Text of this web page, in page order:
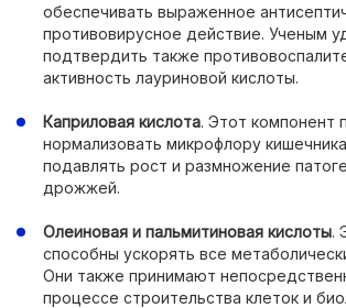
обеспечивать выраженное
противовирусное действие. Ученым
подтвердить также
активность лауриновой кислоты.
Каприловая кислота. Этот компонент
нормализовать микрофлору
подавлять рост и размножение
дрожжей.
Олеиновая и пальмитиновая кислоты.
способны ускорять все
Они также принимают
процессе строительства клеток и